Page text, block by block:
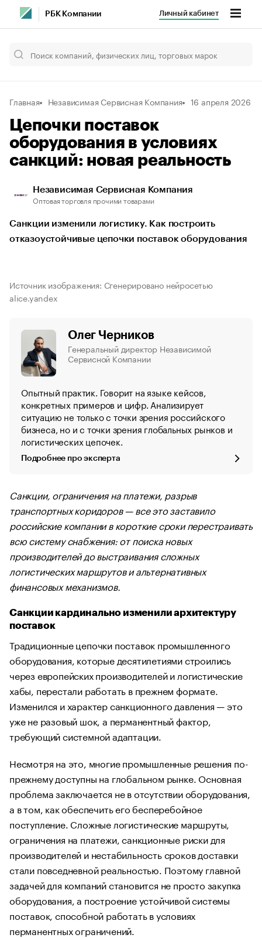
РБК Компании Личный кабинет
Главная Независимая Сервисная Компания 16 апреля 2026
Цепочки поставок
оборудования в условиях
санкций: новая реальность
Независимая Сервисная Компания
Оптовая торговля прочими товарами
Санкции изменили логистику. Как построить
отказоустойчивые цепочки поставок оборудования
Источник изображения: Сгенерировано нейросетью
alice.yandex
Олег Черников
Генеральный директор Независимой
Сервисной Компании
Опытный практик. Говорит на языке кейсов,
конкретных примеров и цифр. Анализирует
ситуацию не только с точки зрения российского
бизнеса, но и с точки зрения глобальных рынков и
логистических цепочек.
Подробнее про эксперта
Санкции, ограничения на платежи, разрыв
транспортных коридоров — все это заставило
российские компании в короткие сроки перестраивать
всю систему снабжения: от поиска новых
производителей до выстраивания сложных
логистических маршрутов и альтернативных
финансовых механизмов.
Санкции кардинально изменили архитектуру
поставок
Традиционные цепочки поставок промышленного
оборудования, которые десятилетиями строились
через европейских производителей и логистические
хабы, перестали работать в прежнем формате.
Изменился и характер санкционного давления — это
уже не разовый шок, а перманентный фактор,
требующий системной адаптации.
Несмотря на это, многие промышленные решения по-
прежнему доступны на глобальном рынке. Основная
проблема заключается не в отсутствии оборудования,
а в том, как обеспечить его бесперебойное
поступление. Сложные логистические маршруты,
ограничения на платежи, санкционные риски для
производителей и нестабильность сроков доставки
стали повседневной реальностью. Поэтому главной
задачей для компаний становится не просто закупка
оборудования, а построение устойчивой системы
поставок, способной работать в условиях
перманентных ограничений.